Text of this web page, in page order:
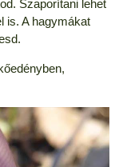
Szaporítani lehet
is. A hagymákat